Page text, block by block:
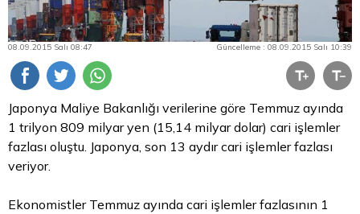
08.09.2015 Salı 08:47 Güncelleme : 08.09.2015 Salı 10:39
Japonya Maliye Bakanlığı verilerine göre Temmuz ayında
1 trilyon 809 milyar yen (15,14 milyar dolar) cari işlemler
fazlası oluştu. Japonya, son 13 aydır cari işlemler fazlası
veriyor.
Ekonomistler Temmuz ayında cari işlemler fazlasının 1